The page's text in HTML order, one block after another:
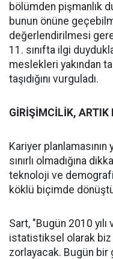
bölümden pişmanlık
bunun önüne
değerlendirilmesi
11. sınıfta ilgi
meslekleri yakından
taşıdığını vurguladı.
GİRİŞİMCİLİK, ARTIK
Kariyer
sınırlı olmadığına
teknoloji ve
köklü biçimde
Sart, "Bugün 2010
istatistiksel olarak biz
zorlayacak. Bugün